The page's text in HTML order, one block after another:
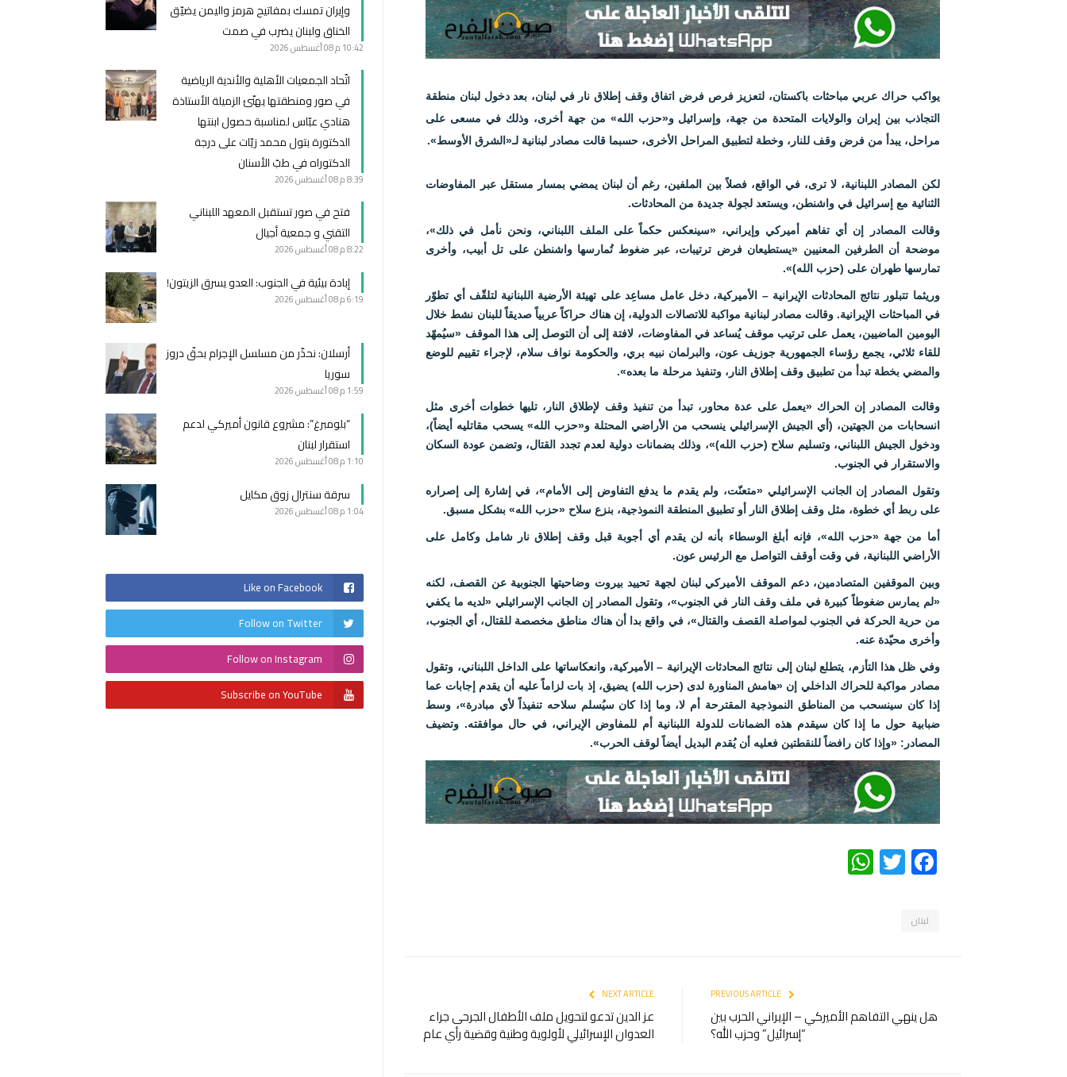
يواكب حراك عربي مباحثات باكستان، لتعزيز فرص فرض اتفاق وقف إطلاق نار في لبنان، بعد دخول لبنان منطقة
التجاذب بين إيران والولايات المتحدة من جهة، وإسرائيل و«حزب الله» من جهة أخرى، وذلك في مسعى على
مراحل، يبدأ من فرض وقف للنار، وخطة لتطبيق المراحل الأخرى، حسبما قالت مصادر لبنانية لـ«الشرق الأوسط».
لكن المصادر اللبنانية، لا ترى، في الواقع، فصلاً بين الملفين، رغم أن لبنان يمضي بمسار مستقل عبر المفاوضات
الثنائية مع إسرائيل في واشنطن، ويستعد لجولة جديدة من المحادثات.
وقالت المصادر إن أي تفاهم أميركي وإيراني، «سينعكس حكماً على الملف اللبناني، ونحن نأمل في ذلك»،
موضحة أن الطرفين المعنيين «يستطيعان فرض ترتيبات، عبر ضغوط تُمارسها واشنطن على تل أبيب، وأخرى
تمارسها طهران على (حزب الله)».
وريثما تتبلور نتائج المحادثات الإيرانية – الأميركية، دخل عامل مساعِد على تهيئة الأرضية اللبنانية لتلقّف أي تطوّر
في المباحثات الإيرانية. وقالت مصادر لبنانية مواكبة للاتصالات الدولية، إن هناك حراكاً عربياً صديقاً للبنان نشط خلال
اليومين الماضيين، يعمل على ترتيب موقف يُساعد في المفاوضات، لافتة إلى أن التوصل إلى هذا الموقف «سيُمهّد
للقاء ثلاثي، يجمع رؤساء الجمهورية جوزيف عون، والبرلمان نبيه بري، والحكومة نواف سلام، لإجراء تقييم للوضع
والمضي بخطة تبدأ من تطبيق وقف إطلاق النار، وتنفيذ مرحلة ما بعده».
وقالت المصادر إن الحراك «يعمل على عدة محاور، تبدأ من تنفيذ وقف لإطلاق النار، تليها خطوات أخرى مثل
انسحابات من الجهتين، (أي الجيش الإسرائيلي ينسحب من الأراضي المحتلة و«حزب الله» يسحب مقاتليه أيضاً)،
ودخول الجيش اللبناني، وتسليم سلاح (حزب الله)»، وذلك بضمانات دولية لعدم تجدد القتال، وتضمن عودة السكان
والاستقرار في الجنوب.
وتقول المصادر إن الجانب الإسرائيلي «متعنّت، ولم يقدم ما يدفع التفاوض إلى الأمام»، في إشارة إلى إصراره
على ربط أي خطوة، مثل وقف إطلاق النار أو تطبيق المنطقة النموذجية، بنزع سلاح «حزب الله» بشكل مسبق.
أما من جهة «حزب الله»، فإنه أبلغ الوسطاء بأنه لن يقدم أي أجوبة قبل وقف إطلاق نار شامل وكامل على
الأراضي اللبنانية، في وقت أوقف التواصل مع الرئيس عون.
وبين الموقفين المتصادمين، دعم الموقف الأميركي لبنان لجهة تحييد بيروت وضاحيتها الجنوبية عن القصف، لكنه
«لم يمارس ضغوطاً كبيرة في ملف وقف النار في الجنوب»، وتقول المصادر إن الجانب الإسرائيلي «لديه ما يكفي
من حرية الحركة في الجنوب لمواصلة القصف والقتال»، في واقع بدا أن هناك مناطق مخصصة للقتال، أي الجنوب،
وأخرى محيّدة عنه.
وفي ظل هذا التأزم، يتطلع لبنان إلى نتائج المحادثات الإيرانية – الأميركية، وانعكاساتها على الداخل اللبناني، وتقول
مصادر مواكبة للحراك الداخلي إن «هامش المناورة لدى (حزب الله) يضيق، إذ بات لزاماً عليه أن يقدم إجابات عما
إذا كان سينسحب من المناطق النموذجية المقترحة أم لا، وما إذا كان سيُسلم سلاحه تنفيذاً لأي مبادرة»، وسط
ضبابية حول ما إذا كان سيقدم هذه الضمانات للدولة اللبنانية أم للمفاوض الإيراني، في حال موافقته. وتضيف
المصادر: «وإذا كان رافضاً للنقطتين فعليه أن يُقدم البديل أيضاً لوقف الحرب».
Facebook
Twitter
لبنان
هل ينهي التفاهم الأميركي – الإيراني الحرب بين
“إسرائيل” وحزب الله؟
NEXT ARTICLE
عز الدين تدعو لتحويل ملف الأطفال الجرحى جراء
العدوان الإسرائيلي لأولوية وطنية وقضية رأي عام
وإيران تمسك بمفاتيح هرمز واليمن يضيّق
الخناق ولبنان يضرب في صمت
10:42 م 08 أغسطس 2026
اتّحاد الجمعيات الأهلية والأندية الرياضية
في صور ومنطقتها يهنّئ الزميلة الأستاذة
هنادي عبّاس لمناسبة حصول ابنتها
الدكتورة بتول محمد زيّات على درجة
الدكتوراه في طبّ الأسنان
8:39 م 08 أغسطس 2026
فتح في صور تستقبل المعهد اللبناني
التقني و جمعية أجيال
8:22 م 08 أغسطس 2026
إبادة بيئية في الجنوب: العدو يسرق الزيتون!
6:19 م 08 أغسطس 2026
أرسلان: نحذّر من مسلسل الإجرام بحقّ دروز
سوريا
1:59 م 08 أغسطس 2026
“بلومبرغ”: مشروع قانون أميركي لدعم
استقرار لبنان
1:10 م 08 أغسطس 2026
سرقة سنترال زوق مكايل
1:04 م 08 أغسطس 2026
Like on Facebook
Follow on Twitter
Follow on Instagram
Subscribe on YouTube